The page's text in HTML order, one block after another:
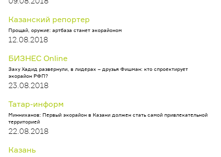
Казанский репортер
Прощай, оружие: артбаза станет экорайоном
12.08.2018
БИЗНЕС Online
Заху Хадид развернули, в лидерах – друзья Фишман: кто спроектирует
экорайон РФП?
23.08.2018
Татар-информ
Минниханов: Первый экорайон в Казани должен стать самой привлекательной
территорией
22.08.2018
Казань